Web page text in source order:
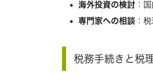
海外投資の検討 ：
専門家への相談 ：
税務手続きと税